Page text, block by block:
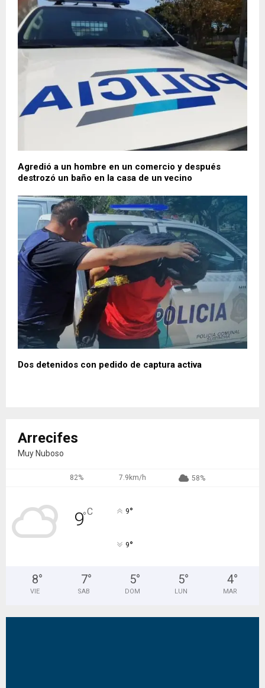
Agredió a un hombre en un comercio y después
destrozó un baño en la casa de un vecino
Dos detenidos con pedido de captura activa
Arrecifes
Muy Nuboso
82% 7.9km/h 58%
9°C 9°
9°
8°
VIE
7°
SAB
5°
DOM
5°
LUN
4°
MAR